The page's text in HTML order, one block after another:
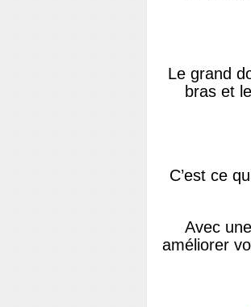
Le grand
bras et
C’est ce
Avec
améliorer